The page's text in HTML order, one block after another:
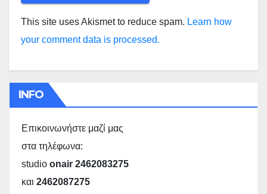
This site uses Akismet to reduce spam. Learn how
your comment data is processed.
INFO
Επικοινωνήστε μαζί μας
στα τηλέφωνα:
studio onair 2462083275
και 2462087275